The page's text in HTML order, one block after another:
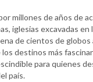
millones de años de
iglesias excavadas en
de cientos de
los destinos más
para quienes
país.